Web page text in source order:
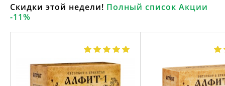
Скидки этой недели! Полный список Акции
-11%